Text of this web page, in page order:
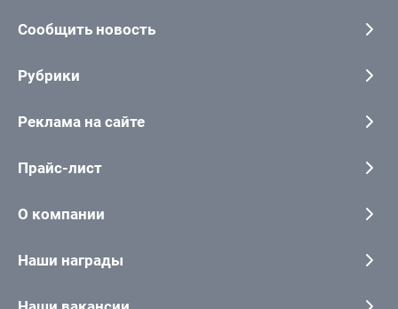
Сообщить новость
Рубрики
Реклама на сайте
Прайс-лист
О компании
Наши награды